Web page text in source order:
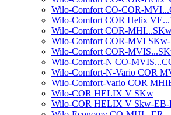
Wilo-Comfort CO-COR-
Wilo-Comfort COR Helix
Wilo-Comfort COR-
Wilo-Comfort COR-MVI
Wilo-Comfort COR-
Wilo-Comfort-N CO-
Wilo-Comfort-N-Vario COR
Wilo-Comfort-Vario COR
Wilo-COR HELIX V SKw
Wilo-COR HELIX V Skw-EB-